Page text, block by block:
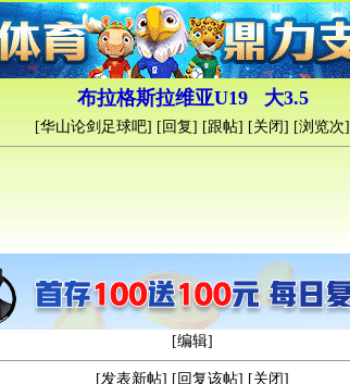
布拉格斯拉维亚U19 大3.5
[华山论剑足球吧] [回复] [跟帖] [关闭] [浏览次]
[编辑]
[发表新帖] [ 回复该帖] [关闭]